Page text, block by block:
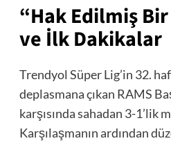
“Hak Edilmiş
ve İlk Dakikalar
Trendyol Süper Lig’in 32.
deplasmana çıkan RAMS
karşısında sahadan 3-1’lik
Karşılaşmanın ardından